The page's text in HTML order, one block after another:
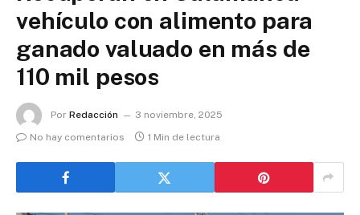
vehículo con alimento para
ganado valuado en más de
110 mil pesos
Por Redacción
3 noviembre, 2025
No hay comentarios
1 Min de lectura